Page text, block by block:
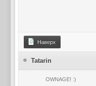
Наверх
Tatarin
OWNAGE! :)